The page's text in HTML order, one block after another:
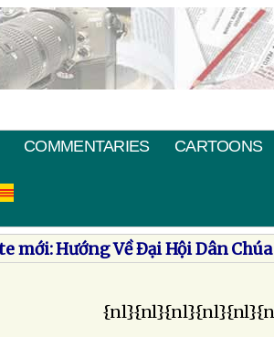
COMMENTARIES CARTOONS
mới: Hướng Về Ðại Hội Dân Chúa